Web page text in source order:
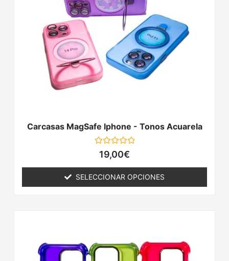
Carcasas MagSafe Iphone - Tonos Acuarela
Valorado
con
de
5
19,00€
SELECCIONAR OPCIONES
variantes.
Las
opciones
se
pueden
elegir
en
múltiples